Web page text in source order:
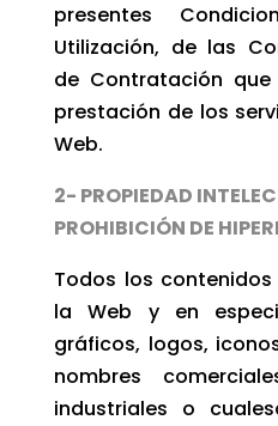
presentes
Utilización, de las
de Contratación
prestación de los
Web.
2- PROPIEDAD
PROHIBICIÓN DE
Todos los
la Web y en
gráficos, logos,
nombres
industriales o